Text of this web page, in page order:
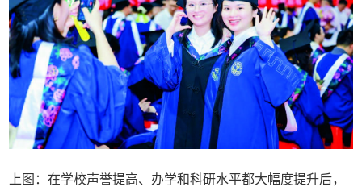
上图：在学校声誉提高、办学和科研水平都大幅度提升后，